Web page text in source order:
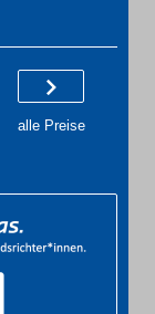
alle Preise